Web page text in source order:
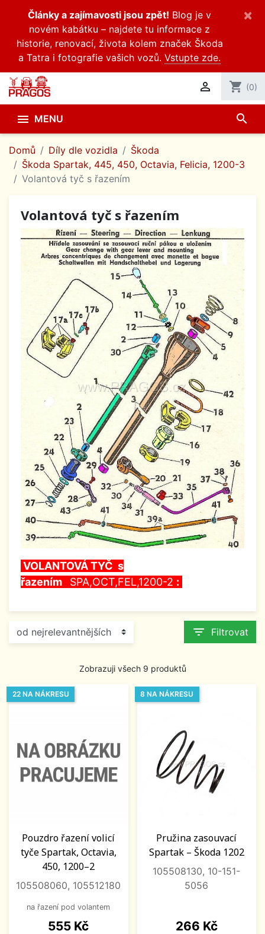
Články a zajímavosti jsou zpět! Blog je v
novém kabátku – najdete tu informace z
historie, renovací, života kolem značek Škoda
a Tatra i fotografie vašich vozů. Vstupte zde.
×
 shopping_cart (0)
 MENU search
Domů Díly dle vozidla
Škoda
Škoda Spartak, 445, 450, Octavia, Felicia, 1200-3
Volantová tyč s řazením
Volantová tyč s řazením
VOLANTOVÁ TYČ s
řazením
SPA,OCT,FEL,1200-2 :
filter_list Filtrovat
Zobrazuji všech 9 produktů
Pouzdro řazení volicí
tyče Spartak, Octavia,
450, 1200–2
105508060, 105512180
na řazení pod volantem
Cena
555 Kč
22 NA NÁKRESU
Pružina zasouvací
Spartak – Škoda 1202
105508130, 10-151-
5056
Cena
266 Kč
8 NA NÁKRESU